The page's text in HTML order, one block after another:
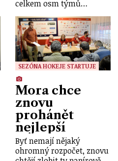
celkem osm týmů…
SEZÓNA HOKEJE STARTUJE
Mora chce
znovu
prohánět
nejlepší
Byť nemají nějaký
ohromný rozpočet, znovu